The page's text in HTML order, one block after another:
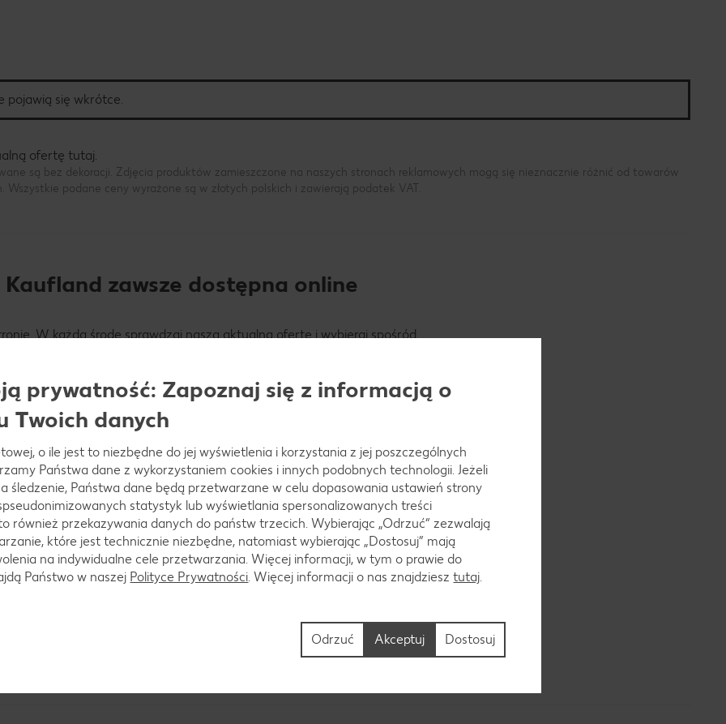
pojawią się wkrótce.
ofertę tutaj.
są bez dekoracji. Zdjęcia produktów zamieszczone na naszych stronach reklamowych mogą się nieznacznie różnić od towarów
podane ceny wyrażone są w złotych polskich i zawierają podatek VAT.
zawsze dostępna online
W każdą środę sprawdzaj naszą aktualną ofertę i wybieraj spośród
od czwartku, ale już dzień wcześniej możesz przygotować
artykuły i nie przepłacisz!
czwartek, więc warto być na bieżąco z naszą gazetką, która pojawia się
starannie dobrany w taki sposób, aby odpowiadał potrzebom
czego potrzebujesz w jednym miejscu!
np. świeże owoce oraz warzywa, które wyśmienicie sprawdzą się jako
i egzotyczny asortyment, abyś zawsze mógł spróbować nowych
produktów mięsnych, ryb i nabiału. Wysoka jakość i niskie ceny z
Przewróć stronę naszej gazetki, a znajdziesz też wszelkiego
skompletować składniki na pyszny posiłek w mgnieniu oka!
dla Twojego domu. Szeroka oferta środków czystości pozwoli Ci na
Ale to nie koniec - w gazetce znajdziesz również akcesoria do wnętrz i
znajdziesz wszystko, czego możesz potrzebować!
prywatność: Zapoznaj się z informacją o
Twoich danych
o ile jest to niezbędne do jej wyświetlenia i korzystania z jej poszczególnych
Państwa dane z wykorzystaniem cookies i innych podobnych technologii. Jeżeli
śledzenie, Państwa dane będą przetwarzane w celu dopasowania ustawień strony
statystyk lub wyświetlania spersonalizowanych treści
również przekazywania danych do państw trzecich. Wybierając „Odrzuć“ zezwalają
które jest technicznie niezbędne, natomiast wybierając „Dostosuj” mają
na indywidualne cele przetwarzania. Więcej informacji, w tym o prawie do
Państwo w naszej Polityce Prywatności. Więcej informacji o nas znajdziesztutaj.
Dostosuj
Odrzuć Akceptuj